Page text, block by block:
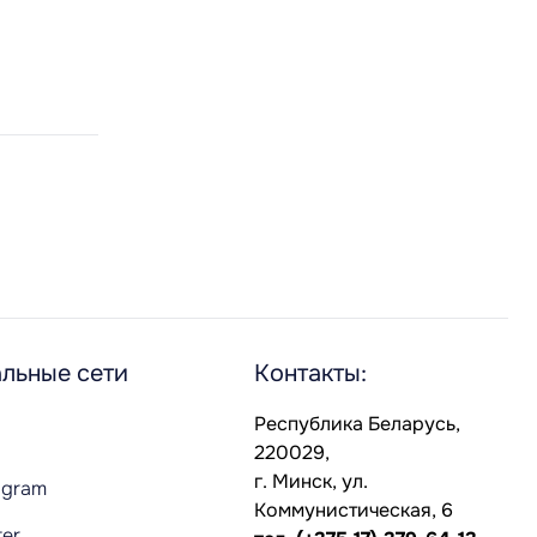
сети Контакты:
Республика Беларусь,
220029,
г. Минск, ул.
Коммунистическая, 6